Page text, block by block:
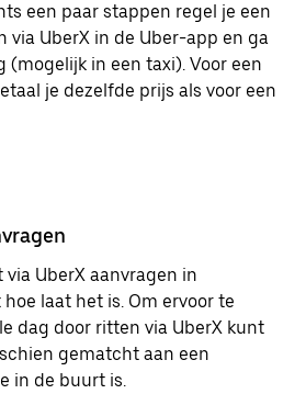
een paar stappen regel je een
via UberX in de Uber-app en ga
(mogelijk in een taxi). Voor een
je dezelfde prijs als voor een
UberX aanvragen in
laat het is. Om ervoor te
dag door ritten via UberX kunt
gematcht aan een
in de buurt is.